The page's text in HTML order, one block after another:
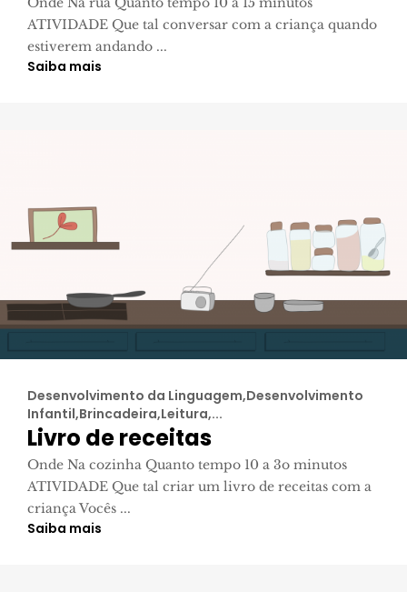
ATIVIDADE Que tal conversar com a criança quando
estiverem andando ...
Saiba mais
Desenvolvimento da Linguagem,Desenvolvimento
Infantil,Brincadeira,Leitura,...
Livro de receitas
Onde Na cozinha Quanto tempo 10 a 3o minutos
ATIVIDADE Que tal criar um livro de receitas com a
criança Vocês ...
Saiba mais